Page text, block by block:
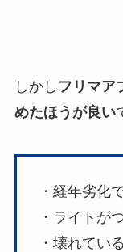
しかし フリマア
めたほうが良い
・経年劣化
・ライトが
・壊れている